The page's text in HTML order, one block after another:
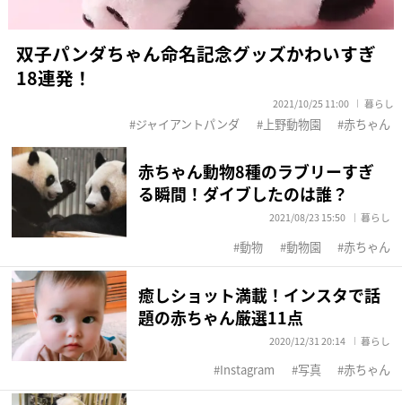
双子パンダちゃん命名記念グッズかわいすぎ
18連発！
2021/10/25 11:00 暮らし
ジャイアントパンダ 上野動物園 赤ちゃん
赤ちゃん動物8種のラブリーすぎ
る瞬間！ダイブしたのは誰？
2021/08/23 15:50 暮らし
動物 動物園 赤ちゃん
癒しショット満載！インスタで話
題の赤ちゃん厳選11点
2020/12/31 20:14 暮らし
Instagram 写真 赤ちゃん